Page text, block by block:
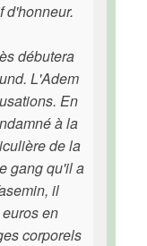
d'honneur.
débutera
L'Adem
En
à la
de la
gang qu'il a
il
en
corporels